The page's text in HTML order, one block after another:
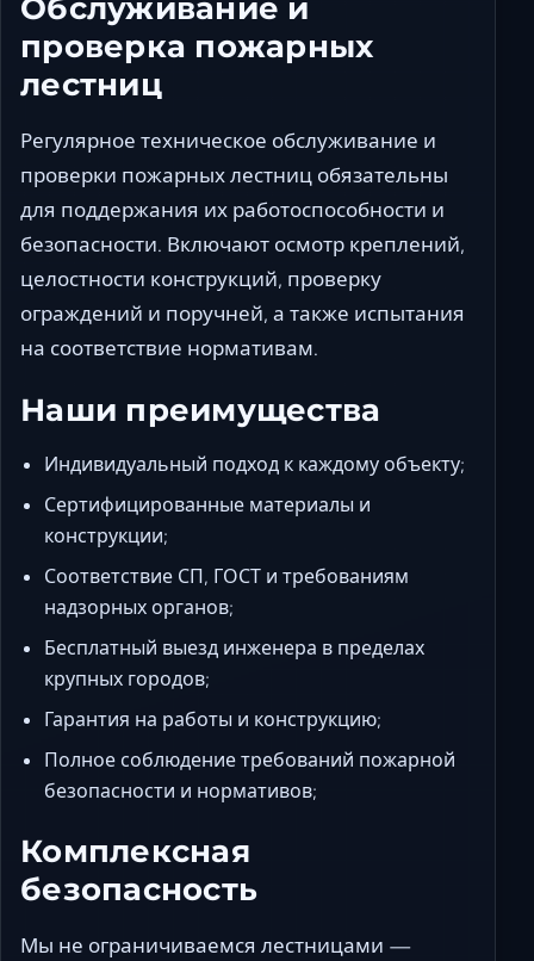
Обслуживание и
проверка пожарных
лестниц
Регулярное техническое обслуживание и
проверки пожарных лестниц обязательны
для поддержания их работоспособности и
безопасности. Включают осмотр креплений,
целостности конструкций, проверку
ограждений и поручней, а также испытания
на соответствие нормативам.
Наши преимущества
Индивидуальный подход к каждому объекту;
Сертифицированные материалы и
конструкции;
Соответствие СП, ГОСТ и требованиям
надзорных органов;
Бесплатный выезд инженера в пределах
крупных городов;
Гарантия на работы и конструкцию;
Полное соблюдение требований пожарной
безопасности и нормативов;
Комплексная
безопасность
Мы не ограничиваемся лестницами —